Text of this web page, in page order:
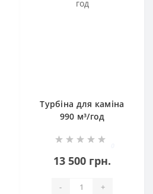
Турбіна для каміна
990 м³/год
13 500 грн.
- +